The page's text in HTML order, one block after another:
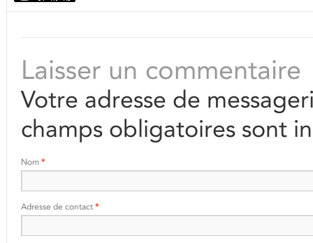
Laisser un commentaire
Votre adresse de
champs obligatoires sont
Nom *
Adresse de contact *